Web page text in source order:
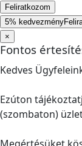
Feliratkozom
5% kedvezmény
×
Fontos
Kedves
Ezúton
(szombaton)